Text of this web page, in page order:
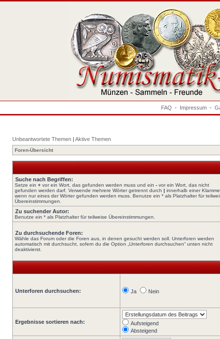
FAQ - Impressum -
Unbeantwortete Themen | Aktive Themen
Foren-Übersicht
Suche nach Begriffen:
Setze ein + vor ein Wort, das gefunden werden muss und ein - vor ein Wort, das nicht
gefunden werden darf. Verwende mehrere Wörter getrennt durch | innerhalb einer
wenn nur eines der Wörter gefunden werden muss. Benutze ein * als Platzhalter für
Übereinstimmungen.
Zu suchender Autor:
Benutze ein * als Platzhalter für teilweise Übereinstimmungen.
Zu durchsuchende Foren:
Wähle das Forum oder die Foren aus, in denen gesucht werden soll. Unterforen werden
automatisch mit durchsucht, sofern du die Option „Unterforen durchsuchen“ unten nicht
deaktivierst.
Unterforen durchsuchen: Ja Nein
Ergebnisse sortieren nach:
Aufsteigend
Absteigend